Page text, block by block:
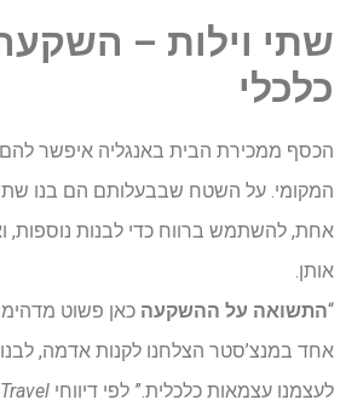
שתי וילות –
כלכלי
הכסף ממכירת הבית באנגליה איפשר
המקומי. על השטח שבבעלותם הם בנו שתי
אחת, להשתמש ברווח כדי לבנות נוספות,
אותן.
“התשואה על ההשקעה כאן פשוט
אחד במנצ’סטר הצלחנו לקנות אדמה,
לעצמנו עצמאות כלכלית.” לפי דיווחי